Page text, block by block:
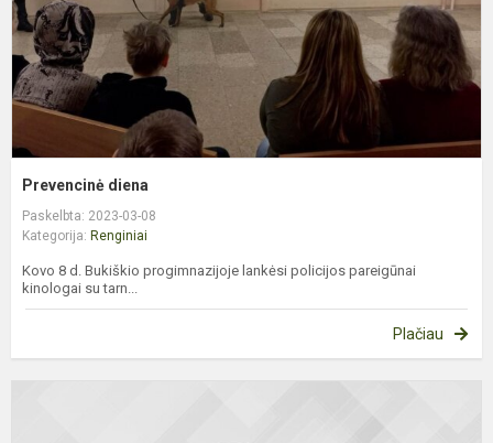
Prevencinė diena
Paskelbta: 2023-03-08
Kategorija: Renginiai
Kovo 8 d. Bukiškio progimnazijoje lankėsi policijos pareigūnai
kinologai su tarn...
Plačiau